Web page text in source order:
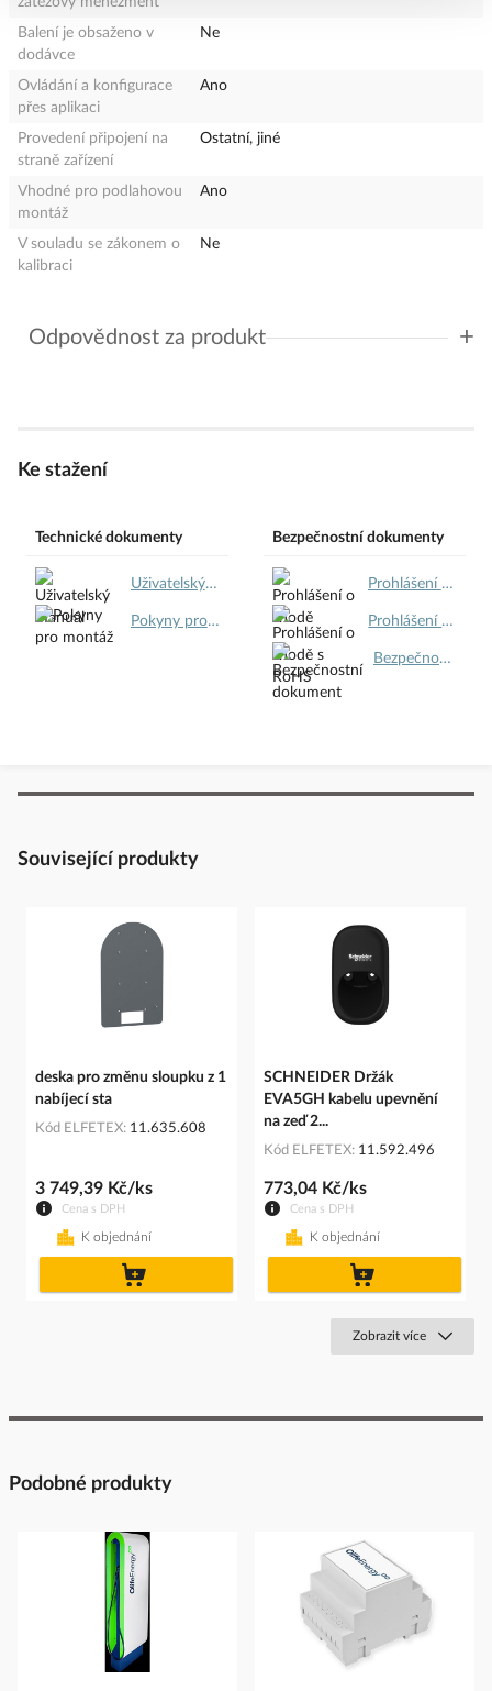
Balení je obsaženo v
dodávce
Ne
Ovládání a konfigurace
přes aplikaci
Ano
Provedení připojení na
straně zařízení
Ostatní, jiné
Vhodné pro podlahovou
montáž
Ano
V souladu se zákonem o
kalibraci
Ne
GPSR Details
Odpovědnost za produkt +
E-mail:podpora@se.com
dodavatele
Ke stažení
Technické dokumenty
Uživatelský manuál.pdf
Pokyny pro montáž.pdf
Bezpečnostní dokumenty
Prohlášení o shodě.pdf
Prohlášení o shodě s RoHS.pdf
Bezpečnostní dokument.pdf
Související produkty
deska pro změnu sloupku z 1
nabíjecí sta
Kód ELFETEX 11.635.608
Cena s DPH
3 749,39 Kč/ks
K objednání
SCHNEIDER Držák
EVA5GH kabelu upevnění
na zeď 2...
Kód ELFETEX 11.592.496
Cena s DPH
773,04 Kč/ks
K objednání
Zobrazit více
Podobné produkty